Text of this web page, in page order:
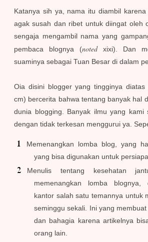
Katanya sih ya, nama itu diambil
agak susah dan ribet untuk diingat oleh
sengaja mengambil nama yang
pembaca blognya (notedxixi). Dan
suaminya sebagai Tuan Besar di dalam
Oia disini blogger yang tingginya
cm) bercerita bahwa tentang banyak hal
dunia blogging. Banyak ilmu yang
dengan tidak terkesan menggurui ya.
Memenangkan lomba blog, yang
yang bisa digunakan untuk
Menulis tentang kesehatan
memenangkan lomba blognya,
kantor salah satu temannya untuk
seminggu sekali. Ini yang
dan bahagia karena artikelnya
orang lain.